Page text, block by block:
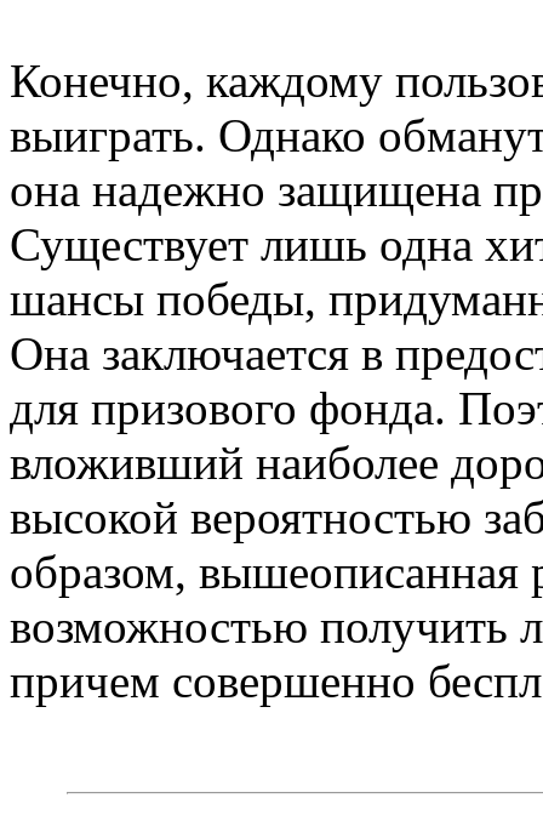
Конечно, каждому
выиграть. Однако
она надежно защищена
Существует лишь одна
шансы победы,
Она заключается в
для призового фонда.
вложивший наиболее
высокой вероятностью
образом, вышеописанная
возможностью получить
причем совершенно